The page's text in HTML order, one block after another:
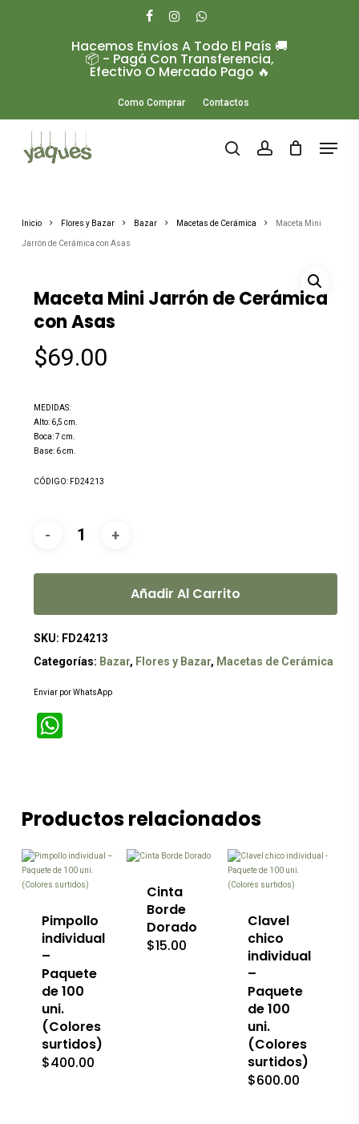
Hacemos Envíos A Todo El País 🚚
📦 - Pagá Con Transferencia,
Efectivo O Mercado Pago 🔥
Como Comprar Contactos
search account
Menu
Inicio Flores y Bazar Bazar Macetas de Cerámica Maceta Mini
Jarrón de Cerámica con Asas
Maceta Mini Jarrón de Cerámica
con Asas
$69.00
MEDIDAS:
Alto: 6,5 cm.
Boca: 7 cm.
Base: 6 cm.
CÓDIGO: FD24213
Añadir Al Carrito
SKU: FD24213
Categorías: Bazar, Flores y Bazar, Macetas de Cerámica
Enviar por WhatsApp
WhatsApp
Productos relacionados
Pimpollo
individual
–
Paquete
de 100
uni.
(Colores
surtidos)
$400.00
Este
producto
múltiples
pueden
elegir
Cinta
Borde
Dorado
$15.00
Clavel
chico
individual
–
Paquete
de 100
uni.
(Colores
surtidos)
$600.00